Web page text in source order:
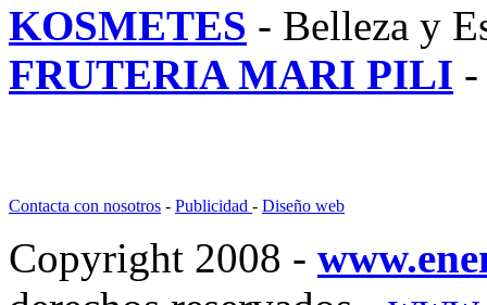
KOSMETES - Belleza y
FRUTERIA MARI PILI
Contacta con nosotros - Publicidad - Diseño web
Copyright 2008 -